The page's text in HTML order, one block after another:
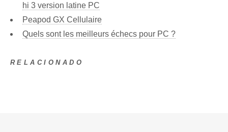
hi 3 version latine PC
Peapod GX Cellulaire
Quels sont les meilleurs échecs pour PC ?
RELACIONADO